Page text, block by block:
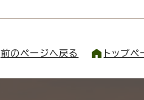
前のページへ戻る トップ